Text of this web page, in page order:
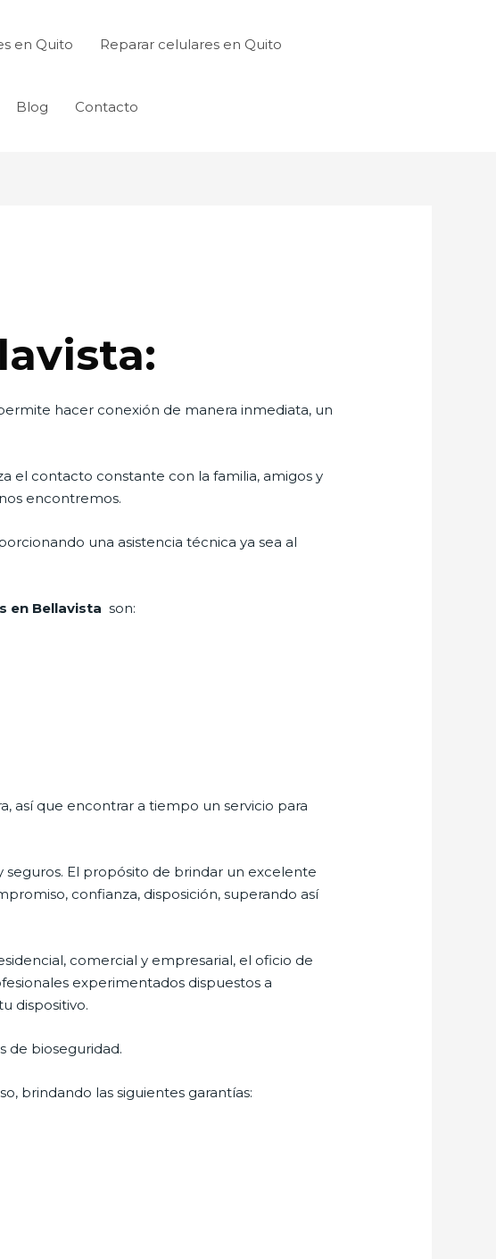
en Quito Reparar celulares en Quito
Blog Contacto
hacer conexión de manera inmediata, un
el contacto constante con la familia, amigos y
encontremos.
una asistencia técnica ya sea al
en Bellavistason:
así que encontrar a tiempo un servicio para
El propósito de brindar un excelente
confianza, disposición, superando así
comercial y empresarial, el oficio de
experimentados dispuestos a
dispositivo.
de bioseguridad.
brindando las siguientes garantías: